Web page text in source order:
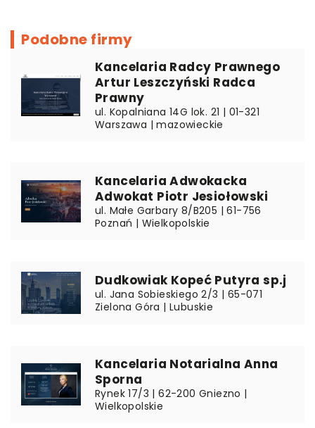
Podobne firmy
Kancelaria Radcy Prawnego
Artur Leszczyński Radca
Prawny
ul. Kopalniana 14G lok. 21 | 01-321
Warszawa | mazowieckie
Kancelaria Adwokacka
Adwokat Piotr Jesiołowski
ul. Małe Garbary 8/B205 | 61-756
Poznań | Wielkopolskie
Dudkowiak Kopeć Putyra sp.j
ul. Jana Sobieskiego 2/3 | 65-071
Zielona Góra | Lubuskie
Kancelaria Notarialna Anna
Sporna
Rynek 17/3 | 62-200 Gniezno |
Wielkopolskie